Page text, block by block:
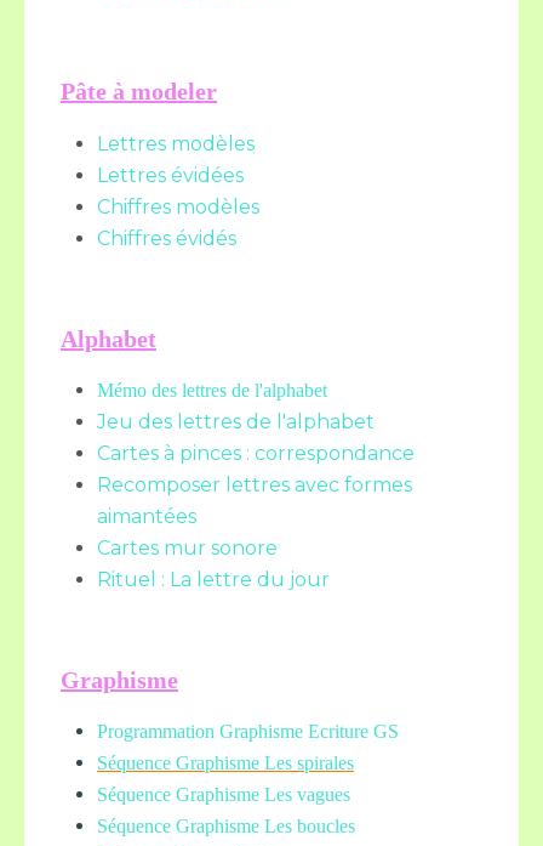
Pâte à modeler
Lettres modèles
Lettres évidées
Chiffres modèles
Chiffres évidés
Alphabet
Mémo des lettres de l'alphabet
Jeu des lettres de l'alphabet
Cartes à pinces : correspondance
Recomposer lettres avec formes
aimantées
Cartes mur sonore
Rituel : La lettre du jour
Graphisme
Programmation Graphisme Ecriture GS
Séquence Graphisme Les spirales
Séquence Graphisme Les vagues
Séquence Graphisme Les boucles